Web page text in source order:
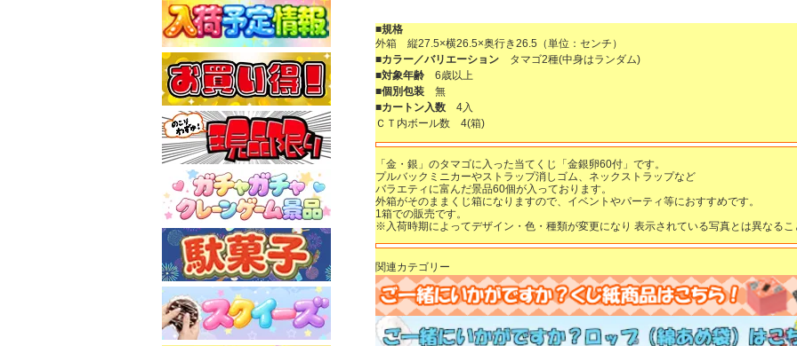
■規格
外箱 縦27.5×横26.5×奥行き26.5（単位：センチ）
■カラー／バリエーション タマゴ2種(中身はランダム)
■対象年齢 6歳以上
■個別包装 無
■カートン入数 4入
ＣＴ内ボール数 4(箱)
「金・銀」のタマゴに入った当てくじ「金銀卵60付」です。
プルバックミニカーやストラップ消しゴム、ネックストラップなど
バラエティに富んだ景品60個が入っております。
外箱がそのままくじ箱になりますので、イベントやパーティ等におすすめです。
1箱での販売です。
※入荷時期によってデザイン・色・種類が変更になり 表示されている写真とは異なるこ
関連カテゴリー